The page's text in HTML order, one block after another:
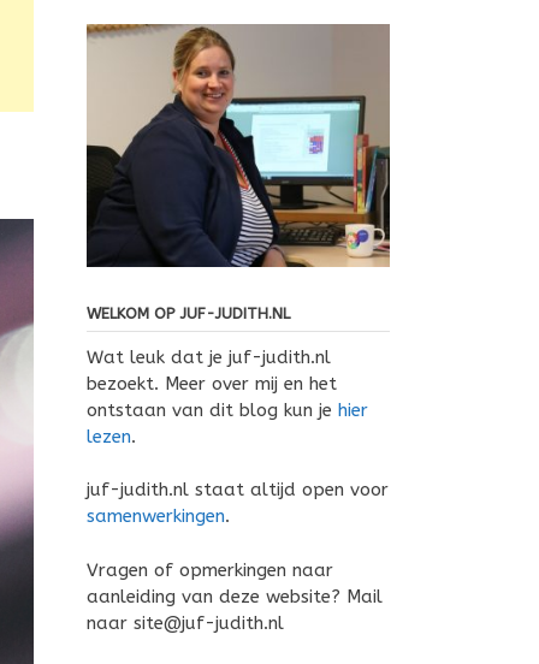
WELKOM OP JUF-JUDITH.NL
Wat leuk dat je juf-judith.nl
bezoekt. Meer over mij en het
ontstaan van dit blog kun je hier
lezen.
juf-judith.nl staat altijd open voor
samenwerkingen.
Vragen of opmerkingen naar
aanleiding van deze website? Mail
naar site@juf-judith.nl